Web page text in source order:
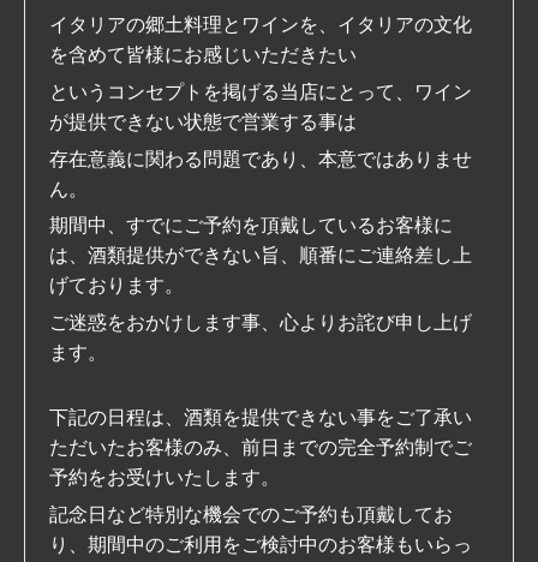
イタリアの郷土料理とワインを、イタリアの文化
を含めて皆様にお感じいただきたい
という コンセプトを掲げる当店にとって、ワイン
が提供できない状態で営業する事は
存在意義に関わる問題であり、本意ではありませ
ん。
期間中、すでにご予約を頂戴しているお客様に
は、酒類提供ができない旨、順番にご連絡差し上
げております。
ご迷惑をおかけします事、心よりお詫び申し上げ
ます。
下記の日程は、酒類を提供できない事をご了承い
ただいたお客様のみ、前日までの完全予約制でご
予約をお受けいたします。
記念日など特別な機会でのご予約も頂戴してお
り、期間中のご利用をご検討中のお客様もいらっ